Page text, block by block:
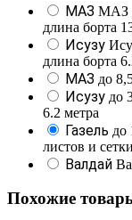
МАЗ МАЗ
длина борта
Исузу
длина борта
МАЗ до
Исузу до
6.2 метра
Газель до
листов и
Валдай
Похожие